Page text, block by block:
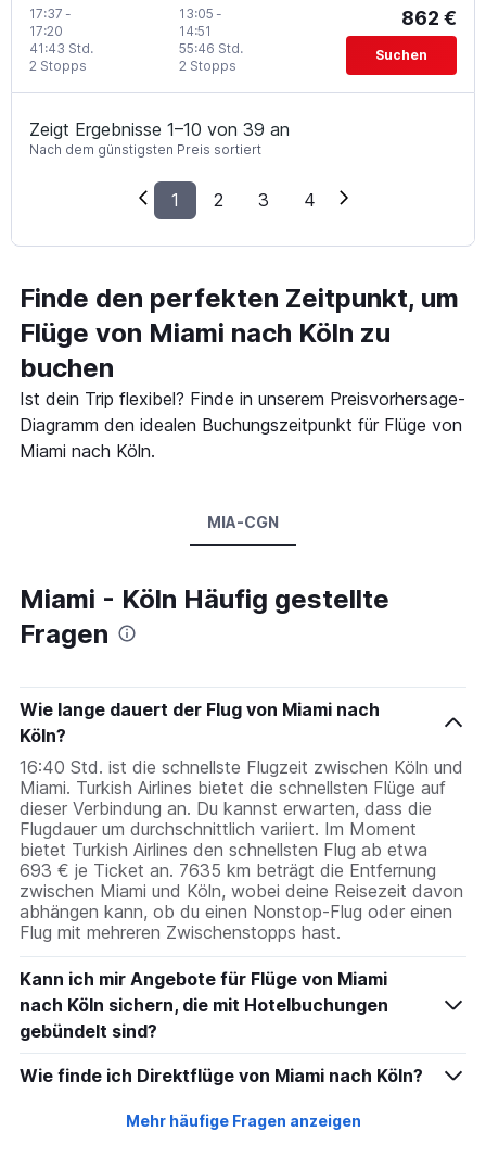
17:37 -
17:20
2 Stopps
41:43 Std.
13:05 -
14:51
2 Stopps
55:46 Std.
862 €
Suchen
Zeigt Ergebnisse 1–10 von 39 an
Nach dem günstigsten Preis sortiert
1 2 3 4
Finde den perfekten Zeitpunkt, um
Flüge von Miami nach Köln zu
buchen
Ist dein Trip flexibel? Finde in unserem Preisvorhersage-
Diagramm den idealen Buchungszeitpunkt für Flüge von
Miami nach Köln.
MIA-CGN
Miami - Köln Häufig gestellte
Fragen
Wie lange dauert der Flug von Miami nach
Köln?
16:40 Std. ist die schnellste Flugzeit zwischen Köln und
Miami. Turkish Airlines bietet die schnellsten Flüge auf
dieser Verbindung an. Du kannst erwarten, dass die
Flugdauer um durchschnittlich variiert. Im Moment
bietet Turkish Airlines den schnellsten Flug ab etwa
693 € je Ticket an. 7635 km beträgt die Entfernung
zwischen Miami und Köln, wobei deine Reisezeit davon
abhängen kann, ob du einen Nonstop-Flug oder einen
Flug mit mehreren Zwischenstopps hast.
Kann ich mir Angebote für Flüge von Miami
nach Köln sichern, die mit Hotelbuchungen
gebündelt sind?
Wie finde ich Direktflüge von Miami nach Köln?
Mehr häufige Fragen anzeigen